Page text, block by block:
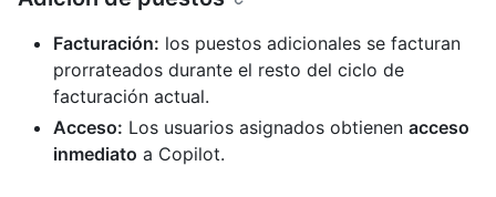
Facturación: los puestos adicionales se facturan
prorrateados durante el resto del ciclo de
facturación actual.
Acceso: Los usuarios asignados obtienen acceso
inmediato a Copilot.